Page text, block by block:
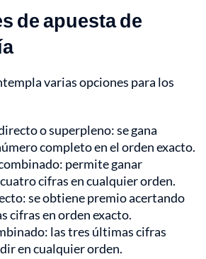
de apuesta de
varias opciones para los
o superpleno: se gana
completo en el orden exacto.
permite ganar
cifras en cualquier orden.
se obtiene premio acertando
cifras en orden exacto.
las tres últimas cifras
en cualquier orden.